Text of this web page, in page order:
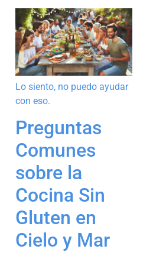
Lo siento, no puedo ayudar
con eso.
Preguntas
Comunes
sobre la
Cocina Sin
Gluten en
Cielo y Mar